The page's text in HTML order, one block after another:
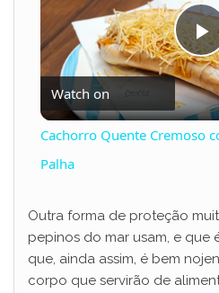
P
l
y
V
Watch on
Cachorro Quente Cremoso
Palha
Outra forma de proteção
pepinos do mar usam, e que
que, ainda assim, é bem
corpo que servirão de